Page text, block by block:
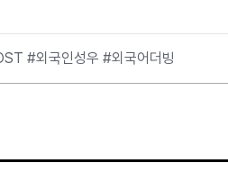
#외국인성우 #외국어더빙